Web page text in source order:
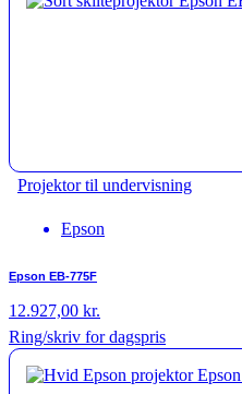
Projektor til undervisning
Epson
Epson EB-775F
12.927,00 kr.
Ring/skriv for dagspris